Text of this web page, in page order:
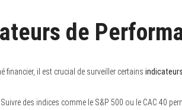
de
financier, il est crucial de surveiller certains
Suivre des indices comme le S&P 500 ou le CAC 40